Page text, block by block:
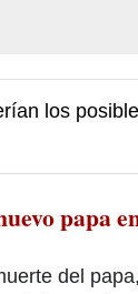
los
papa
del